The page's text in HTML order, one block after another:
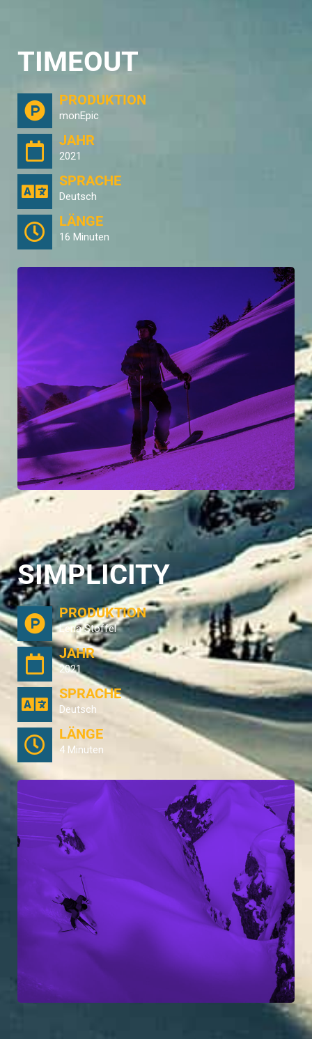
TIMEOUT
PRODUKTION
monEpic
JAHR
2021
SPRACHE
Deutsch
LÄNGE
16 Minuten
“ von monepic erzählt die Geschichte von einem
„Aussteiger“, der den Weg in die Natur gewählt hat und Roman Rohrmoser
dem Freeskier und Biker, der sich ebenfalls in der Natur wohl fühlt. Beide
haben jedoch unterschiedliche Hintergründe und sind dennoch gar nicht
so verschieden.
Mehr lesen
SIMPLICITY
PRODUKTION
Lena Stoffel
JAHR
2021
SPRACHE
Deutsch
LÄNGE
4 Minuten
Lena Stoffel und Simon Abt filmten Sie sich gegenseitig bei dem, was sie
am meisten lieben. Je nach Wetter- und Schneevorhersage verbrachten Sie
ihre Tage auf den Pisten oder im Gelände rund um Innsbruck. Es geht
nicht nur um den perfekten Powder. Es geht mehr um das Gefühl und den
Rhythmus. Visuelle, sensible und physische Faktoren sind es, die
Skifahren und Snowboarden so speziell machen. Faktoren die diesen
speziellen „Flow State of Mind“ ausmachen.